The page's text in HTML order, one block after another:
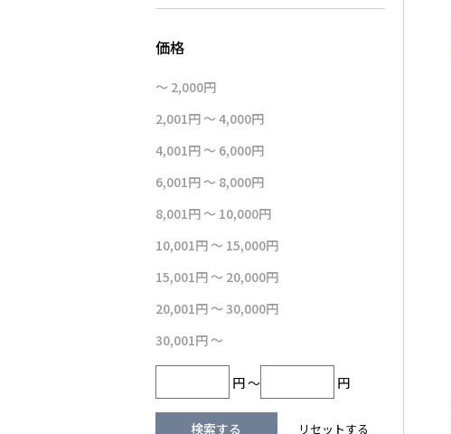
～ 2,000円
2,001円 ～ 4,000円
4,001円 ～ 6,000円
6,001円 ～ 8,000円
8,001円 ～ 10,000円
10,001円 ～ 15,000円
15,001円 ～ 20,000円
20,001円 ～ 30,000円
30,001円 ～
円 ～ 円